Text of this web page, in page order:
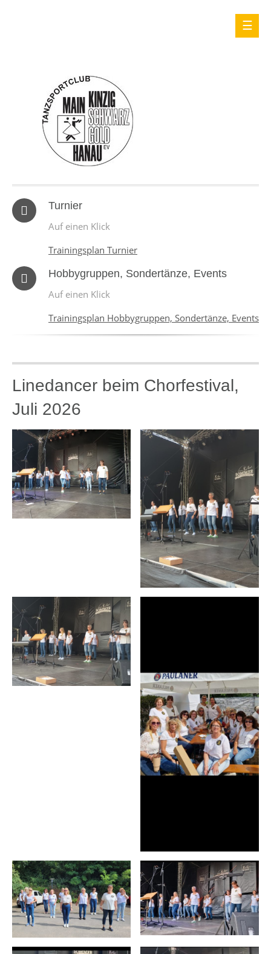
Turnier
Auf einen Klick
Trainingsplan Turnier
Hobbygruppen, Sondertänze, Events
Auf einen Klick
Trainingsplan Hobbygruppen, Sondertänze, Events
Linedancer beim Chorfestival,
Juli 2026